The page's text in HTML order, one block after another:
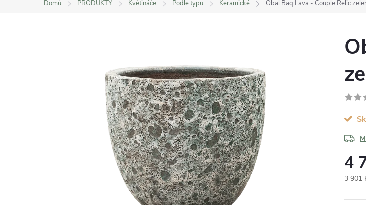
Domů PRODUKTY Květináče Podle typu Keramické Obal Baq Lava - Couple Relic
4
3 901
cena: